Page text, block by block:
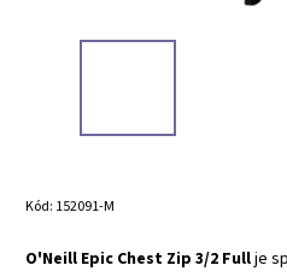
Kód: 152091-M
O'Neill Epic Chest Zip 3/2 Fullje